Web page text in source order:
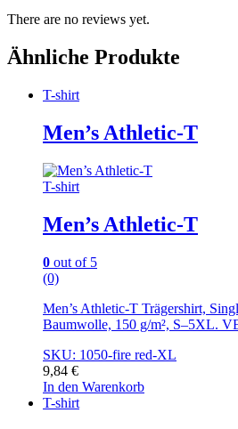
There are no reviews yet.
Ähnliche Produkte
T-shirt
Men’s Athletic-T
T-shirt
Men’s Athletic-T
0 out of 5
(0)
Men’s Athletic-T Trägershirt,
Baumwolle, 150 g/m², S–5XL.
SKU: 1050-fire red-XL
9,84 €
In den Warenkorb
T-shirt